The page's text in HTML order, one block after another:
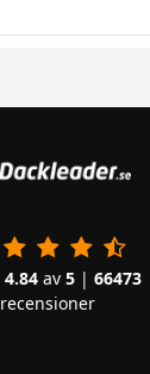
4.84av 5| 66473
recensioner